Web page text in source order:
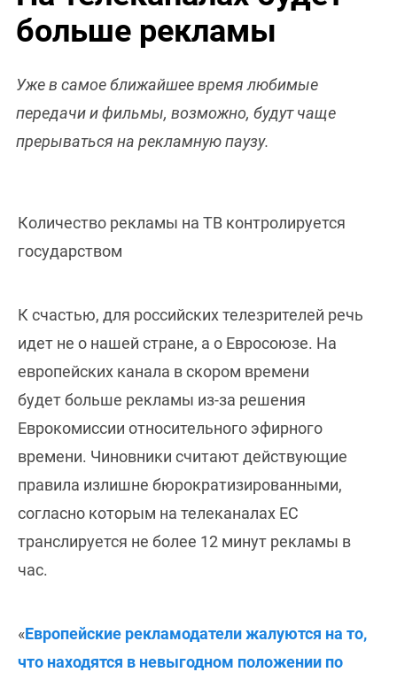
больше рекламы
Уже в самое ближайшее время любимые
передачи и фильмы, возможно, будут чаще
прерываться на рекламную паузу.
Количество рекламы на ТВ контролируется
государством
К счастью, для российских телезрителей речь
идет не о нашей стране, а о Евросоюзе. На
европейских канала в скором времени
будет больше рекламы из-за решения
Еврокомиссии относительного эфирного
времени. Чиновники считают действующие
правила излишне бюрократизированными,
согласно которым на телеканалах ЕС
транслируется не более 12 минут рекламы в
час.
«Европейские рекламодатели жалуются на то,
что находятся в невыгодном положении по